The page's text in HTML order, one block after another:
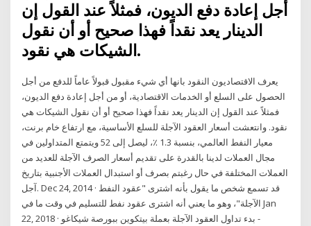
أجل إعادة دفع الديون، فمثلاً عند القول إن
الدينار يعد نقداً فهذا صحيح أو أن نقول
الشيكات هي نقود.
يعرف الاقتصاديون النقود بانها أي شيء مقبول قبولاً عاماً للدفع من أجل
الحصول على السلع أو الخدمات الاقتصادية، أو من أجل إعادة دفع الديون،
فمثلاً عند القول إن الدينار يعد نقداً فهذا صحيح أو أن نقول الشيكات هي
نقود. وانتعشت أسعار العقود الآجلة للسلع الأساسية، مع ارتفاع خام برنت،
معيار النفط العالمي، بنسبة 1.3 ٪، ليصل إلى 52 ويتمتع المتداولين في
مجال العملات لدينا بالقدرة على تقديم أسعار الصرف الآجلة للعديد من
العملات المختلفة في حال رغبتم بصرف أو استبدال العملات الأجنبية بتاريخ
آجل. Dec 24, 2014 · قد تسمع شخص ما يقول بأنه اشترى "عقود النفط
الآجلة"، وهو ما يعني أنه اشترى عقود نفط للتسليم في وقت ما في Jan
22, 2018 · بدء تداول العقود الآجلة بعملة بيتكوين ببورصة شيكاغو -